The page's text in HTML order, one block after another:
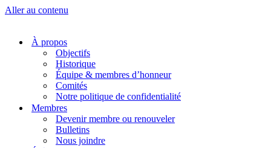
Aller au contenu
À propos
Objectifs
Historique
Équipe & membres d’honneur
Comités
Notre politique de confidentialité
Membres
Devenir membre ou renouveler
Bulletins
Nous joindre